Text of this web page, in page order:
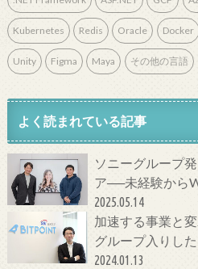
Kubernetes Redis Oracle Docker
Unity Figma Maya その他の言語
よく読まれている記事
ソニーグループ
ア──未経験から
2025.05.14
加速する事業と
グループ入りし
今をCTOに聞いて
2024.01.13